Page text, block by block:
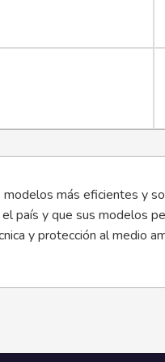
más eficientes y
país y que sus modelos
y protección al medio